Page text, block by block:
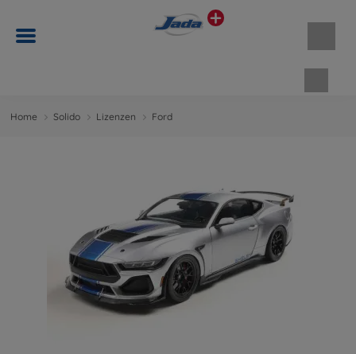
Home Solido Lizenzen Ford